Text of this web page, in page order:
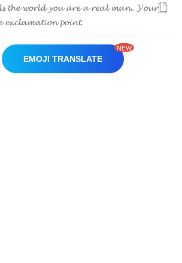
𝓼 𝓽𝓱𝓮 𝔀𝓸𝓻𝓵𝓭 𝔂𝓸𝓾 𝓪𝓻𝓮 𝓪 𝓻𝓮𝓪𝓵 𝓶𝓪𝓷.. 𝓨𝓸𝓾𝓻
𝓮𝔁𝓬𝓵𝓪𝓶𝓪𝓽𝓲𝓸𝓷 𝓹𝓸𝓲𝓷𝓽.
EMOJI TRANSLATE
NEW